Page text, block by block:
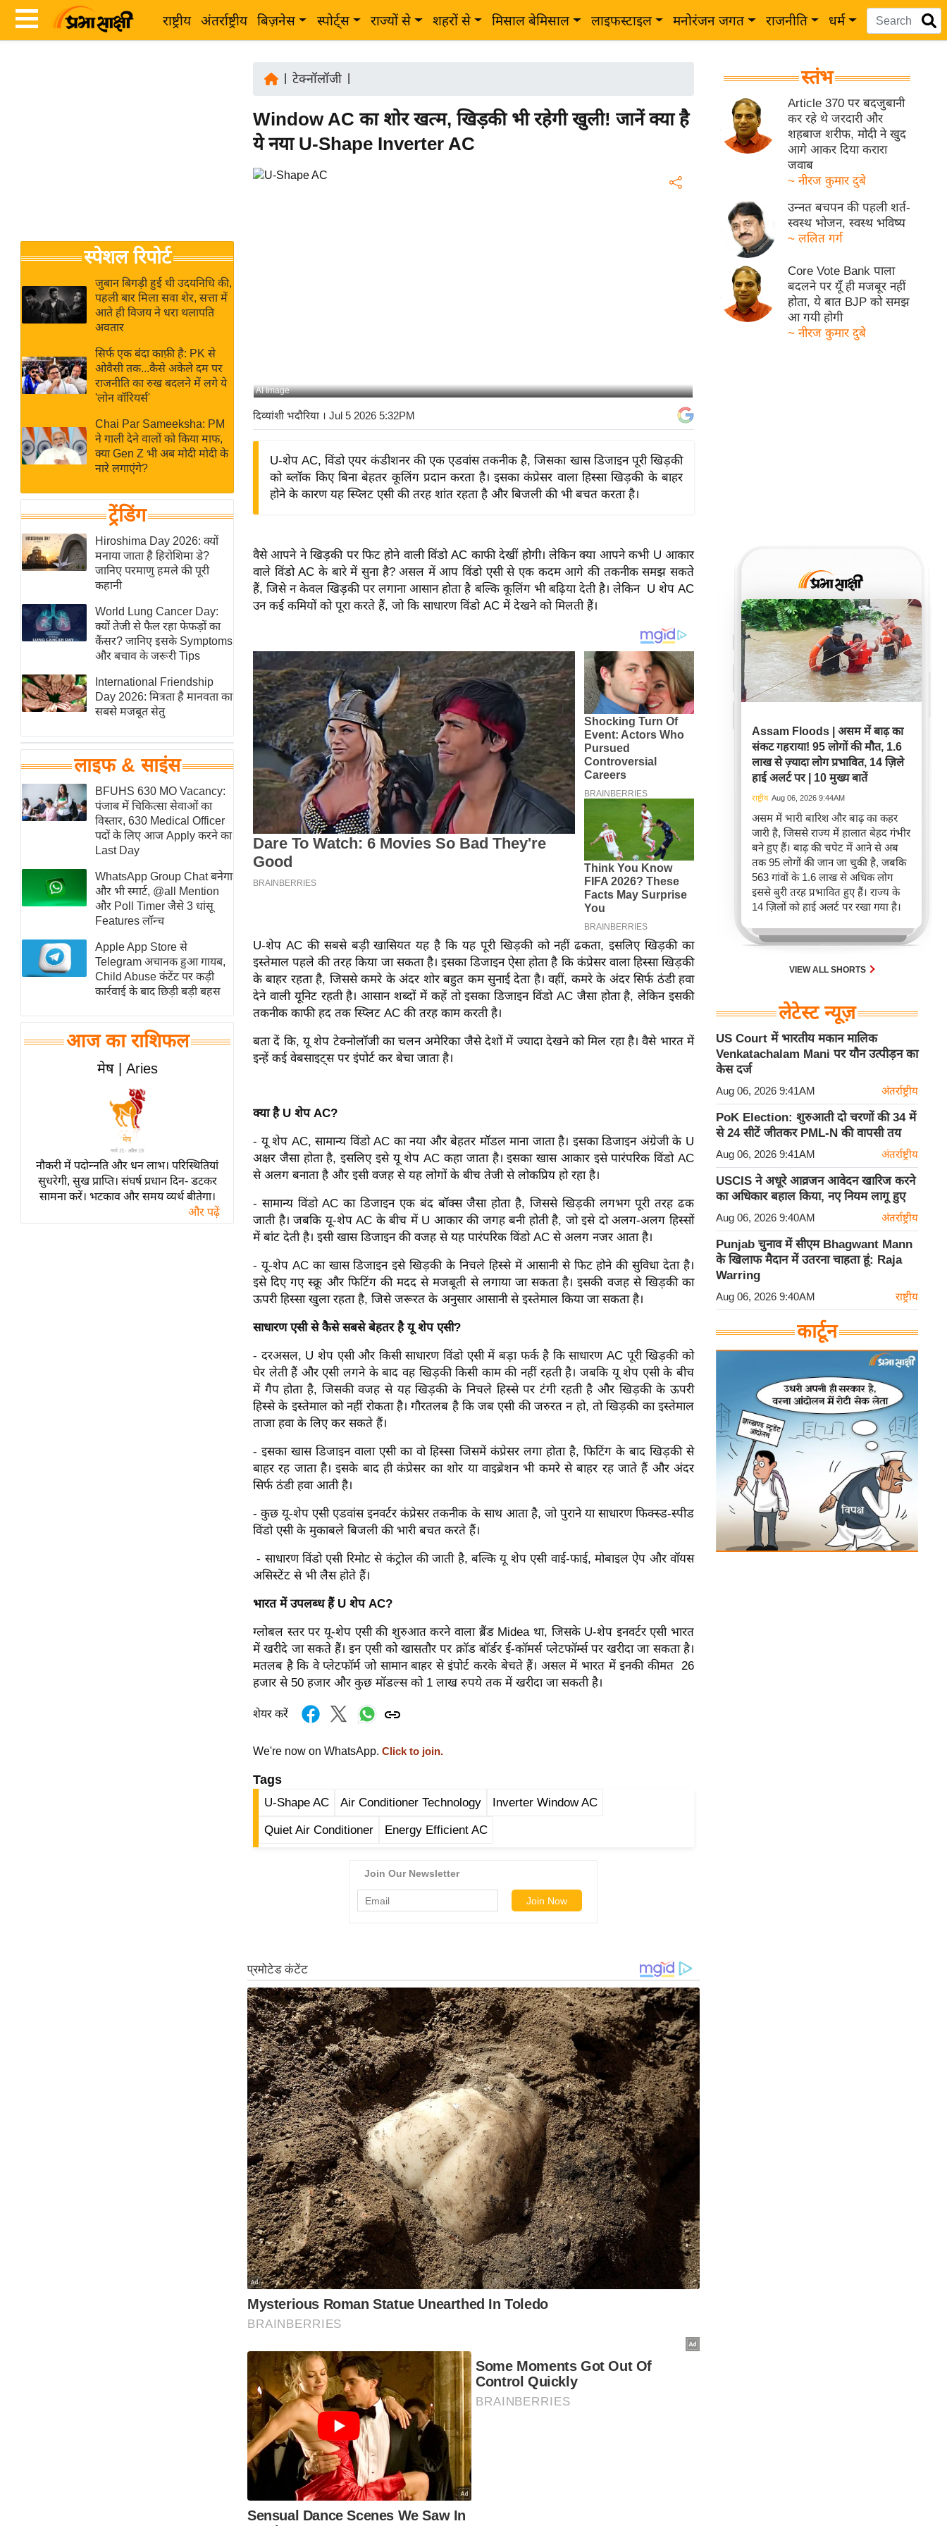
राष्ट्रीय अंतर्राष्ट्रीय बिज़नेस स्पोर्ट्स राज्यों से शहरों से मिसाल बेमिसाल लाइफस्टाइल मनोरंजन जगत राजनीति धर्म
Breaking
News in
Hindi
Hindi
Hindi
जगत
राय
बजट
क्रिकेट
IPL
ई-पेपर
मिसाल बेमिसाल
यंग इंडिया
साहित्य जगत
ऑटो वर्ल्ड
न्यूज ब्रीफ
बॉलीवुड
हॉलीवुड
फिल्म समीक्षा
Breaking
News
टेक्नॉलॉजी
ब्यूटी/फैशन
घरेलू नुस्खे
पर्यटन स्थल
फिटनेस मंत्रा
रिलेशनशिप
राजनीति
विश्लेषण
समसामयिक
मातृभूमि
स्तंभ
आई.
चाय पर
समीक्षा
धर्मस्थल
व्रत
स्पेशल रिपोर्ट
जुबान बिगड़ी हुई थी उदयनिधि की,
पहली बार मिला सवा शेर, सत्ता में
आते ही विजय ने धरा थलापति
अवतार
सिर्फ एक बंदा काफ़ी है: PK से
ओवैसी तक...कैसे अकेले दम पर
राजनीति का रुख बदलने में लगे ये
'लोन वॉरियर्स'
Chai Par Sameeksha: PM
ने गाली देने वालों को किया माफ,
क्या Gen Z भी अब मोदी मोदी के
नारे लगाएंगे?
ट्रेंडिंग
Hiroshima Day 2026: क्यों
मनाया जाता है हिरोशिमा डे?
जानिए परमाणु हमले की पूरी
कहानी
World Lung Cancer Day:
क्यों तेजी से फैल रहा फेफड़ों का
कैंसर? जानिए इसके Symptoms
और बचाव के जरूरी Tips
International Friendship
Day 2026: मित्रता है मानवता का
सबसे मजबूत सेतु
लाइफ & साइंस
BFUHS 630 MO Vacancy:
पंजाब में चिकित्सा सेवाओं का
विस्तार, 630 Medical Officer
पदों के लिए आज Apply करने का
Last Day
WhatsApp Group Chat बनेगा
और भी स्मार्ट, @all Mention
और Poll Timer जैसे 3 धांसू
Features लॉन्च
Apple App Store से
Telegram अचानक हुआ गायब,
Child Abuse कंटेंट पर कड़ी
कार्रवाई के बाद छिड़ी बड़ी बहस
आज का राशिफल
मेष | Aries
नौकरी में पदोन्नति और धन लाभ। परिस्थितियां
सुधरेगी, सुख प्राप्ति। संघर्ष प्रधान दिन- डटकर
सामना करें। भटकाव और समय व्यर्थ बीतेगा।
और पढ़ें
टेक्नॉलॉजी
Window AC का शोर खत्म, खिड़की भी रहेगी खुली! जानें क्या है
ये नया U-Shape Inverter AC
AI Image
दिव्यांशी भदौरिया । Jul 5 2026 5:32PM
U-शेप AC, विंडो एयर कंडीशनर की एक एडवांस तकनीक है, जिसका खास डिजाइन पूरी खिड़की
को ब्लॉक किए बिना बेहतर कूलिंग प्रदान करता है। इसका कंप्रेसर वाला हिस्सा खिड़की के बाहर
होने के कारण यह स्प्लिट एसी की तरह शांत रहता है और बिजली की भी बचत करता है।
वैसे आपने ने खिड़की पर फिट होने वाली विंडो AC काफी देखीं होगी। लेकिन क्या आपने कभी U आकार
वाले विंडो AC के बारे में सुना है? असल में आप विंडो एसी से एक कदम आगे की तकनीक समझ सकते
हैं, जिसे न केवल खिड़की पर लगाना आसान होता है बल्कि कूलिंग भी बढ़िया देती है। लेकिन U शेप AC
उन कई कमियों को पूरा करते हैं, जो कि साधारण विंडो AC में देखने को मिलती हैं।
U-शेप AC की सबसे बड़ी खासियत यह है कि यह पूरी खिड़की को नहीं ढकता, इसलिए खिड़की का
इस्तेमाल पहले की तरह किया जा सकता है। इसका डिजाइन ऐसा होता है कि कंप्रेसर वाला हिस्सा खिड़की
के बाहर रहता है, जिससे कमरे के अंदर शोर बहुत कम सुनाई देता है। वहीं, कमरे के अंदर सिर्फ ठंडी हवा
देने वाली यूनिट रहती है। आसान शब्दों में कहें तो इसका डिजाइन विंडो AC जैसा होता है, लेकिन इसकी
तकनीक काफी हद तक स्प्लिट AC की तरह काम करती है।
बता दें कि, यू शेप टेक्नोलॉजी का चलन अमेरिका जैसे देशों में ज्यादा देखने को मिल रहा है। वैसे भारत में
इन्हें कई वेबसाइट्स पर इंपोर्ट कर बेचा जाता है।
क्या है U शेप AC?
- यू शेप AC, सामान्य विंडो AC का नया और बेहतर मॉडल माना जाता है। इसका डिजाइन अंग्रेजी के U
अक्षर जैसा होता है, इसलिए इसे यू शेप AC कहा जाता है। इसका खास आकार इसे पारंपरिक विंडो AC
से अलग बनाता है और इसी वजह से यह लोगों के बीच तेजी से लोकप्रिय हो रहा है।
- सामान्य विंडो AC का डिजाइन एक बंद बॉक्स जैसा होता है, जिससे खिड़की लगभग पूरी तरह ढक
जाती है। जबकि यू-शेप AC के बीच में U आकार की जगह बनी होती है, जो इसे दो अलग-अलग हिस्सों
में बांट देती है। इसी खास डिजाइन की वजह से यह पारंपरिक विंडो AC से अलग नजर आता है।
- यू-शेप AC का खास डिजाइन इसे खिड़की के निचले हिस्से में आसानी से फिट होने की सुविधा देता है।
इसे दिए गए स्क्रू और फिटिंग की मदद से मजबूती से लगाया जा सकता है। इसकी वजह से खिड़की का
ऊपरी हिस्सा खुला रहता है, जिसे जरूरत के अनुसार आसानी से इस्तेमाल किया जा सकता है।
साधारण एसी से कैसे सबसे बेहतर है यू शेप एसी?
- दरअसल, U शेप एसी और किसी साधारण विंडो एसी में बड़ा फर्क है कि साधारण AC पूरी खिड़की को
घेर लेती हैं और एसी लगने के बाद वह खिड़की किसी काम की नहीं रहती है। जबकि यू शेप एसी के बीच
में गैप होता है, जिसकी वजह से यह खिड़की के निचले हिस्से पर टंगी रहती है और खिड़की के ऊपरी
हिस्से के इस्तेमाल को नहीं रोकता है। गौरतलब है कि जब एसी की जरुरत न हो, तो खिड़की का इस्तेमाल
ताजा हवा के लिए कर सकते हैं।
- इसका खास डिजाइन वाला एसी का वो हिस्सा जिसमें कंप्रेसर लगा होता है, फिटिंग के बाद खिड़की से
बाहर रह जाता है। इसके बाद ही कंप्रेसर का शोर या वाइब्रेशन भी कमरे से बाहर रह जाते हैं और अंदर
सिर्फ ठंडी हवा आती है।
- कुछ यू-शेप एसी एडवांस इनवर्टर कंप्रेसर तकनीक के साथ आता है, जो पुराने या साधारण फिक्स्ड-स्पीड
विंडो एसी के मुकाबले बिजली की भारी बचत करते हैं।
- साधारण विंडो एसी रिमोट से कंट्रोल की जाती है, बल्कि यू शेप एसी वाई-फाई, मोबाइल ऐप और वॉयस
असिस्टेंट से भी लैस होते हैं।
भारत में उपलब्ध हैं U शेप AC?
ग्लोबल स्तर पर यू-शेप एसी की शुरुआत करने वाला ब्रैंड Midea था, जिसके U-शेप इनवर्टर एसी भारत
में खरीदे जा सकते हैं। इन एसी को खासतौर पर क्रॉड बॉर्डर ई-कॉमर्स प्लेटफॉर्म्स पर खरीदा जा सकता है।
मतलब है कि वे प्लेटफॉर्म जो सामान बाहर से इंपोर्ट करके बेचते हैं। असल में भारत में इनकी कीमत 26
हजार से 50 हजार और कुछ मॉडल्स को 1 लाख रुपये तक में खरीदा जा सकती है।
शेयर करें
We're now on WhatsApp. Click to join.
Tags
U-Shape AC Air Conditioner Technology Inverter Window AC
Quiet Air Conditioner Energy Efficient AC
स्तंभ
Article 370 पर बदजुबानी
कर रहे थे जरदारी और
शहबाज शरीफ, मोदी ने खुद
आगे आकर दिया करारा
जवाब
~ नीरज कुमार दुबे
उन्नत बचपन की पहली शर्त-
स्वस्थ भोजन, स्वस्थ भविष्य
~ ललित गर्ग
Core Vote Bank पाला
बदलने पर यूँ ही मजबूर नहीं
होता, ये बात BJP को समझ
आ गयी होगी
~ नीरज कुमार दुबे
Assam Floods | असम में बाढ़ का
संकट गहराया! 95 लोगों की मौत, 1.6
लाख से ज़्यादा लोग प्रभावित, 14 ज़िले
हाई अलर्ट पर | 10 मुख्य बातें
राष्ट्रीय Aug 06, 2026 9:44AM
असम में भारी बारिश और बाढ़ का कहर
जारी है, जिससे राज्य में हालात बेहद गंभीर
बने हुए हैं। बाढ़ की चपेट में आने से अब
तक 95 लोगों की जान जा चुकी है, जबकि
563 गांवों के 1.6 लाख से अधिक लोग
इससे बुरी तरह प्रभावित हुए हैं। राज्य के
14 ज़िलों को हाई अलर्ट पर रखा गया है।
VIEW ALL SHORTS
लेटेस्ट न्यूज़
US Court में भारतीय मकान मालिक
Venkatachalam Mani पर यौन उत्पीड़न का
केस दर्ज
Aug 06, 2026 9:41AM अंतर्राष्ट्रीय
PoK Election: शुरुआती दो चरणों की 34 में
से 24 सीटें जीतकर PML-N की वापसी तय
Aug 06, 2026 9:41AM अंतर्राष्ट्रीय
USCIS ने अधूरे आव्रजन आवेदन खारिज करने
का अधिकार बहाल किया, नए नियम लागू हुए
Aug 06, 2026 9:40AM अंतर्राष्ट्रीय
Punjab चुनाव में सीएम Bhagwant Mann
के खिलाफ मैदान में उतरना चाहता हूं: Raja
Warring
Aug 06, 2026 9:40AM राष्ट्रीय
कार्टून